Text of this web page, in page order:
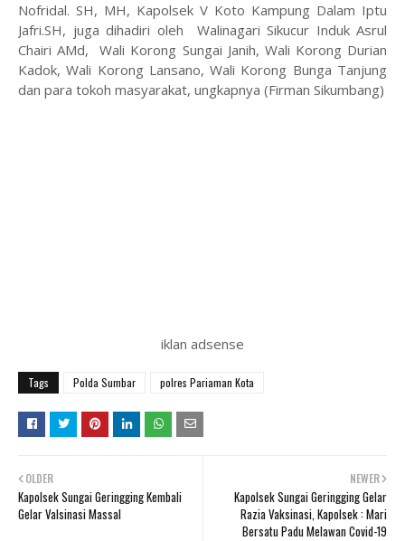
Nofridal. SH, MH, Kapolsek V Koto Kampung Dalam Iptu
Jafri.SH, juga dihadiri oleh Walinagari Sikucur Induk Asrul
Chairi AMd, Wali Korong Sungai Janih, Wali Korong Durian
Kadok, Wali Korong Lansano, Wali Korong Bunga Tanjung
dan para tokoh masyarakat, ungkapnya (Firman Sikumbang)
iklan adsense
Tags Polda Sumbar polres Pariaman Kota
NEWER
Kapolsek Sungai Geringging Gelar
Razia Vaksinasi, Kapolsek : Mari
Bersatu Padu Melawan Covid-19
OLDER
Kapolsek Sungai Geringging Kembali
Gelar Valsinasi Massal